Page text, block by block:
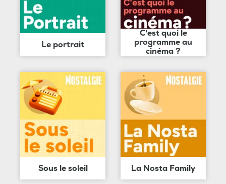
Le portrait
C'est quoi le
programme au
cinéma ?
Sous le soleil La Nosta Family